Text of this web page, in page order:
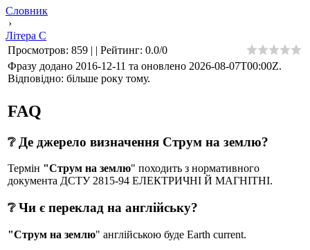
Словник
›
Літера С
Просмотров: 859 | | Рейтинг: 0.0/0
Фразу додано 2016-12-11 та оновлено 2026-08-07T00:00Z.
Відповідно: більше року тому.
FAQ
❔ Де джерело визначення Струм на землю?
Термін "Струм на землю" походить з нормативного
документа ДСТУ 2815-94 ЕЛЕКТРИЧНІ Й МАГНІТНІ.
❔ Чи є переклад на англійську?
"Струм на землю" англійською буде Earth current.